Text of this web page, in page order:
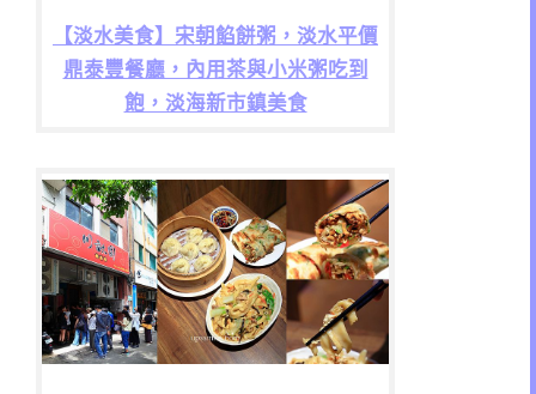
【淡水美食】宋朝餡餅粥，淡水平價
鼎泰豐餐廳，內用茶與小米粥吃到
飽，淡海新市鎮美食